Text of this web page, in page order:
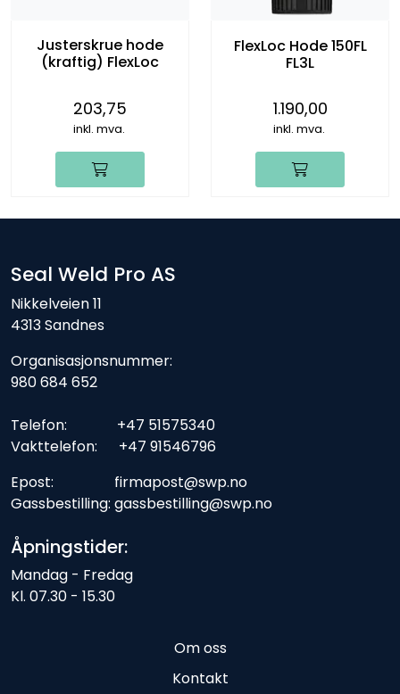
Justerskrue hode
(kraftig) FlexLoc
203,75
inkl. mva.
FlexLoc Hode 150FL
FL3L
1.190,00
inkl. mva.
Seal Weld Pro AS
Nikkelveien 11
4313 Sandnes
Organisasjonsnummer:
980 684 652
Telefon: +47 51575340
Vakttelefon: +47 91546796
Epost: firmapost@swp.no
Gassbestilling: gassbestilling@swp.no
Åpningstider:
Mandag - Fredag
Kl. 07.30 - 15.30
Om oss
Kontakt